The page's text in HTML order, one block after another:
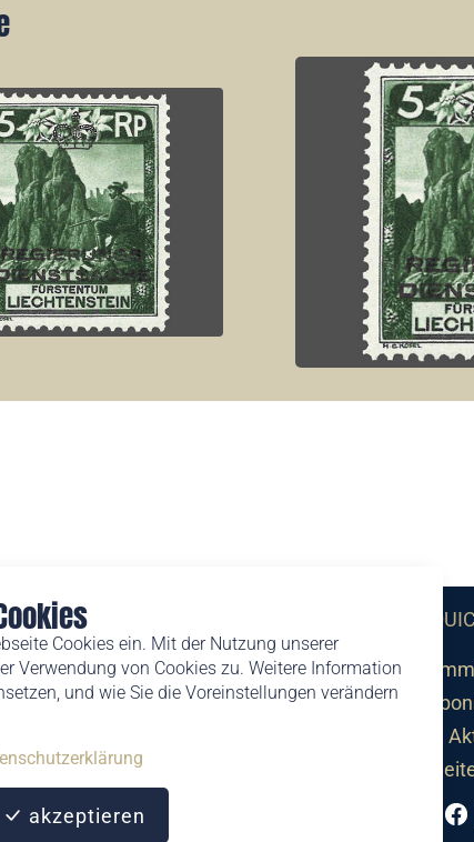
Cookies ein. Mit der Nutzung unserer
Verwendung von Cookies zu. Weitere Information
und wie Sie die Voreinstellungen verändern
akzeptieren